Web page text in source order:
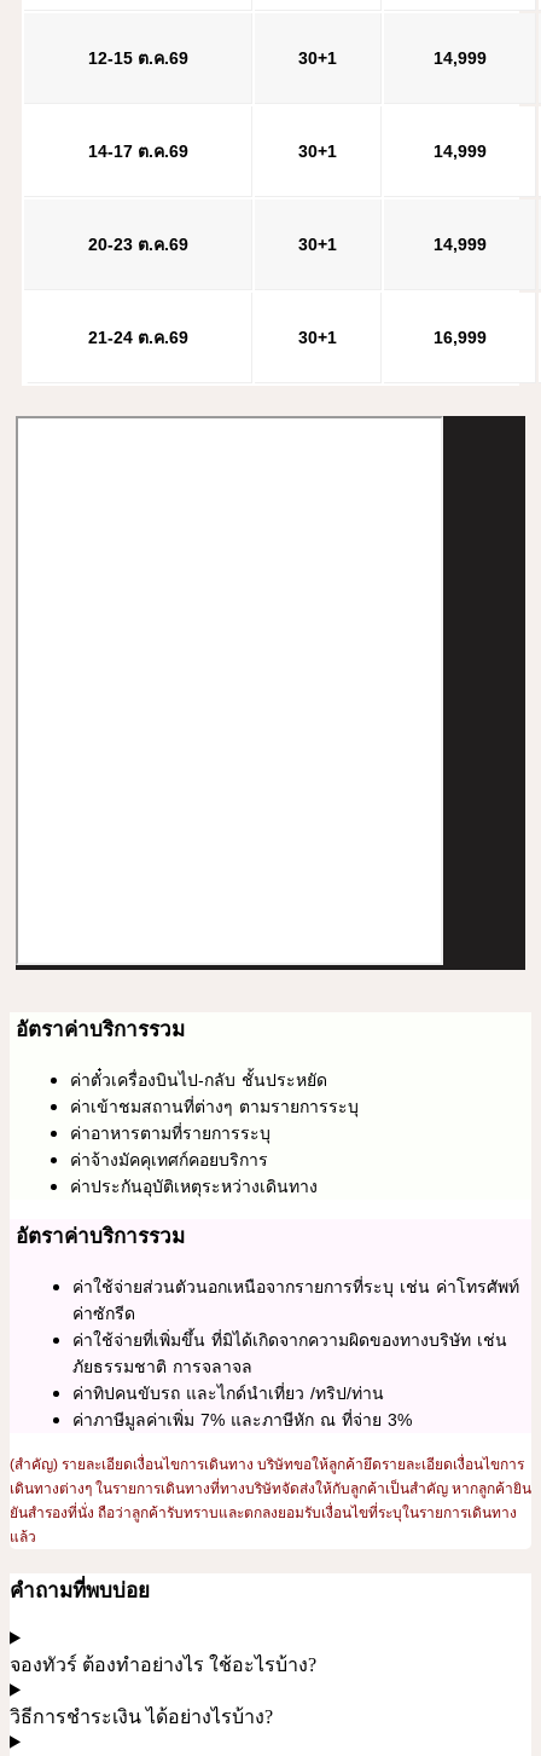
12-15 ต.ค.69 30+1 14,999
14-17 ต.ค.69 30+1 14,999
20-23 ต.ค.69 30+1 14,999
21-24 ต.ค.69 30+1 16,999
อัตราค่าบริการรวม
ค่าตั๋วเครื่องบินไป-กลับ ชั้นประหยัด
ค่าเข้าชมสถานที่ต่างๆ ตามรายการระบุ
ค่าอาหารตามที่รายการระบุ
ค่าจ้างมัคคุเทศก์คอยบริการ
ค่าประกันอุบัติเหตุระหว่างเดินทาง
อัตราค่าบริการรวม
ค่าใช้จ่ายส่วนตัวนอกเหนือจากรายการที่ระบุ เช่น ค่าโทรศัพท์
ค่าซักรีด
ค่าใช้จ่ายที่เพิ่มขึ้น ที่มิได้เกิดจากความผิดของทางบริษัท เช่น
ภัยธรรมชาติ การจลาจล
ค่าทิปคนขับรถ และไกด์นำเที่ยว /ทริป/ท่าน
ค่าภาษีมูลค่าเพิ่ม 7% และภาษีหัก ณ ที่จ่าย 3%
(สำคัญ) รายละเอียดเงื่อนไขการเดินทาง บริษัทขอให้ลูกค้ายึดรายละเอียดเงื่อนไขการ
เดินทางต่างๆ ในรายการเดินทางที่ทางบริษัทจัดส่งให้กับลูกค้าเป็นสำคัญ หากลูกค้ายิน
ยันสำรองที่นั่ง ถือว่าลูกค้ารับทราบและตกลงยอมรับเงื่อนไขที่ระบุในรายการเดินทาง
แล้ว
คำถามที่พบบ่อย
จองทัวร์ ต้องทำอย่างไร ใช้อะไรบ้าง?
วิธีการชำระเงิน ได้อย่างไรบ้าง?